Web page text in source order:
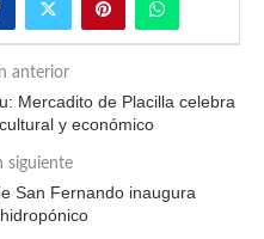
anterior
Mercadito de Placilla celebra
y económico
siguiente
San Fernando inaugura